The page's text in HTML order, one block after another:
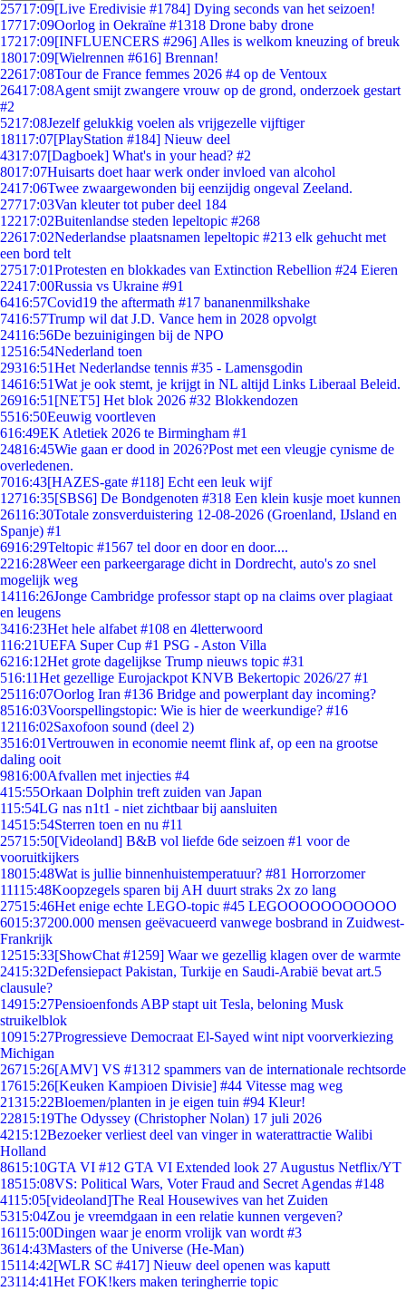
25717:09[Live Eredivisie #1784] Dying seconds van het seizoen!
17717:09Oorlog in Oekraïne #1318 Drone baby drone
17217:09[INFLUENCERS #296] Alles is welkom kneuzing of breuk
18017:09[Wielrennen #616] Brennan!
22617:08Tour de France femmes 2026 #4 op de Ventoux
26417:08Agent smijt zwangere vrouw op de grond, onderzoek gestart
#2
5217:08Jezelf gelukkig voelen als vrijgezelle vijftiger
18117:07[PlayStation #184] Nieuw deel
4317:07[Dagboek] What's in your head? #2
8017:07Huisarts doet haar werk onder invloed van alcohol
2417:06Twee zwaargewonden bij eenzijdig ongeval Zeeland.
27717:03Van kleuter tot puber deel 184
12217:02Buitenlandse steden lepeltopic #268
22617:02Nederlandse plaatsnamen lepeltopic #213 elk gehucht met
een bord telt
27517:01Protesten en blokkades van Extinction Rebellion #24 Eieren
22417:00Russia vs Ukraine #91
6416:57Covid19 the aftermath #17 bananenmilkshake
7416:57Trump wil dat J.D. Vance hem in 2028 opvolgt
24116:56De bezuinigingen bij de NPO
12516:54Nederland toen
29316:51Het Nederlandse tennis #35 - Lamensgodin
14616:51Wat je ook stemt, je krijgt in NL altijd Links Liberaal Beleid.
26916:51 [NET5] Het blok 2026 #32 Blokkendozen
5516:50Eeuwig voortleven
616:49EK Atletiek 2026 te Birmingham #1
24816:45Wie gaan er dood in 2026?Post met een vleugje cynisme de
overledenen.
7016:43[HAZES-gate #118] Echt een leuk wijf
12716:35[SBS6] De Bondgenoten #318 Een klein kusje moet kunnen
26116:30Totale zonsverduistering 12-08-2026 (Groenland, IJsland en
Spanje) #1
6916:29Teltopic #1567 tel door en door en door....
2216:28Weer een parkeergarage dicht in Dordrecht, auto's zo snel
mogelijk weg
14116:26Jonge Cambridge professor stapt op na claims over plagiaat
en leugens
3416:23Het hele alfabet #108 en 4letterwoord
116:21UEFA Super Cup #1 PSG - Aston Villa
6216:12Het grote dagelijkse Trump nieuws topic #31
516:11Het gezellige Eurojackpot KNVB Bekertopic 2026/27 #1
25116:07Oorlog Iran #136 Bridge and powerplant day incoming?
8516:03Voorspellingstopic: Wie is hier de weerkundige? #16
12116:02Saxofoon sound (deel 2)
3516:01Vertrouwen in economie neemt flink af, op een na grootse
daling ooit
9816:00Afvallen met injecties #4
415:55Orkaan Dolphin treft zuiden van Japan
115:54LG nas n1t1 - niet zichtbaar bij aansluiten
14515:54Sterren toen en nu #11
25715:50[Videoland] B&B vol liefde 6de seizoen #1 voor de
vooruitkijkers
18015:48Wat is jullie binnenhuistemperatuur? #81 Horrorzomer
11115:48Koopzegels sparen bij AH duurt straks 2x zo lang
27515:46Het enige echte LEGO-topic #45 LEGOOOOOOOOOOO
6015:37200.000 mensen geëvacueerd vanwege bosbrand in Zuidwest-
Frankrijk
12515:33[ShowChat #1259] Waar we gezellig klagen over de warmte
2415:32Defensiepact Pakistan, Turkije en Saudi-Arabië bevat art.5
clausule?
14915:27Pensioenfonds ABP stapt uit Tesla, beloning Musk
struikelblok
10915:27Progressieve Democraat El-Sayed wint nipt voorverkiezing
Michigan
26715:26[AMV] VS #1312 spammers van de internationale rechtsorde
17615:26[Keuken Kampioen Divisie] #44 Vitesse mag weg
21315:22Bloemen/planten in je eigen tuin #94 Kleur!
22815:19The Odyssey (Christopher Nolan) 17 juli 2026
4215:12Bezoeker verliest deel van vinger in waterattractie Walibi
Holland
8615:10GTA VI #12 GTA VI Extended look 27 Augustus Netflix/YT
18515:08VS: Political Wars, Voter Fraud and Secret Agendas #148
4115:05[videoland]The Real Housewives van het Zuiden
5315:04Zou je vreemdgaan in een relatie kunnen vergeven?
16115:00Dingen waar je enorm vrolijk van wordt #3
3614:43Masters of the Universe (He-Man)
15114:42[WLR SC #417] Nieuw deel openen was kaputt
23114:41Het FOK!kers maken teringherrie topic